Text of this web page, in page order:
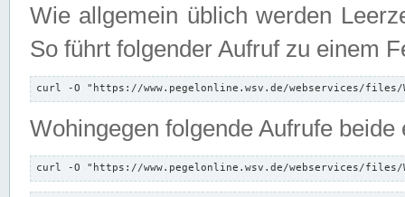
Wie allgemein üblich werden
So führt folgender Aufruf zu einem
curl -O "https://www.pegelonline.wsv.de/webservices/files/
Wohingegen folgende Aufrufe beide
curl -O "https://www.pegelonline.wsv.de/webservices/files/